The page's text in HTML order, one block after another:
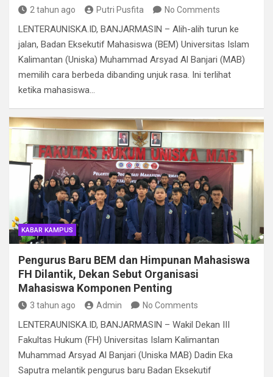
2 tahun ago Putri Pusfita No Comments
LENTERAUNISKA.ID, BANJARMASIN – Alih-alih turun ke
jalan, Badan Eksekutif Mahasiswa (BEM) Universitas Islam
Kalimantan (Uniska) Muhammad Arsyad Al Banjari (MAB)
memilih cara berbeda dibanding unjuk rasa. Ini terlihat
ketika mahasiswa…
KABAR KAMPUS
Pengurus Baru BEM dan Himpunan Mahasiswa
FH Dilantik, Dekan Sebut Organisasi
Mahasiswa Komponen Penting
3 tahun ago Admin No Comments
LENTERAUNISKA.ID, BANJARMASIN – Wakil Dekan III
Fakultas Hukum (FH) Universitas Islam Kalimantan
Muhammad Arsyad Al Banjari (Uniska MAB) Dadin Eka
Saputra melantik pengurus baru Badan Eksekutif